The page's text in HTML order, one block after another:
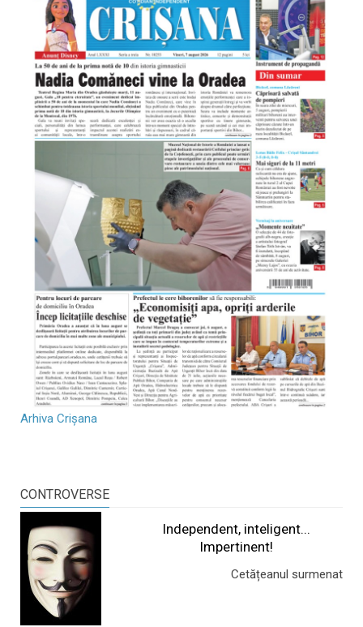
Arhiva Crișana
CONTROVERSE
Independent, inteligent...
Impertinent!
Cetățeanul surmenat